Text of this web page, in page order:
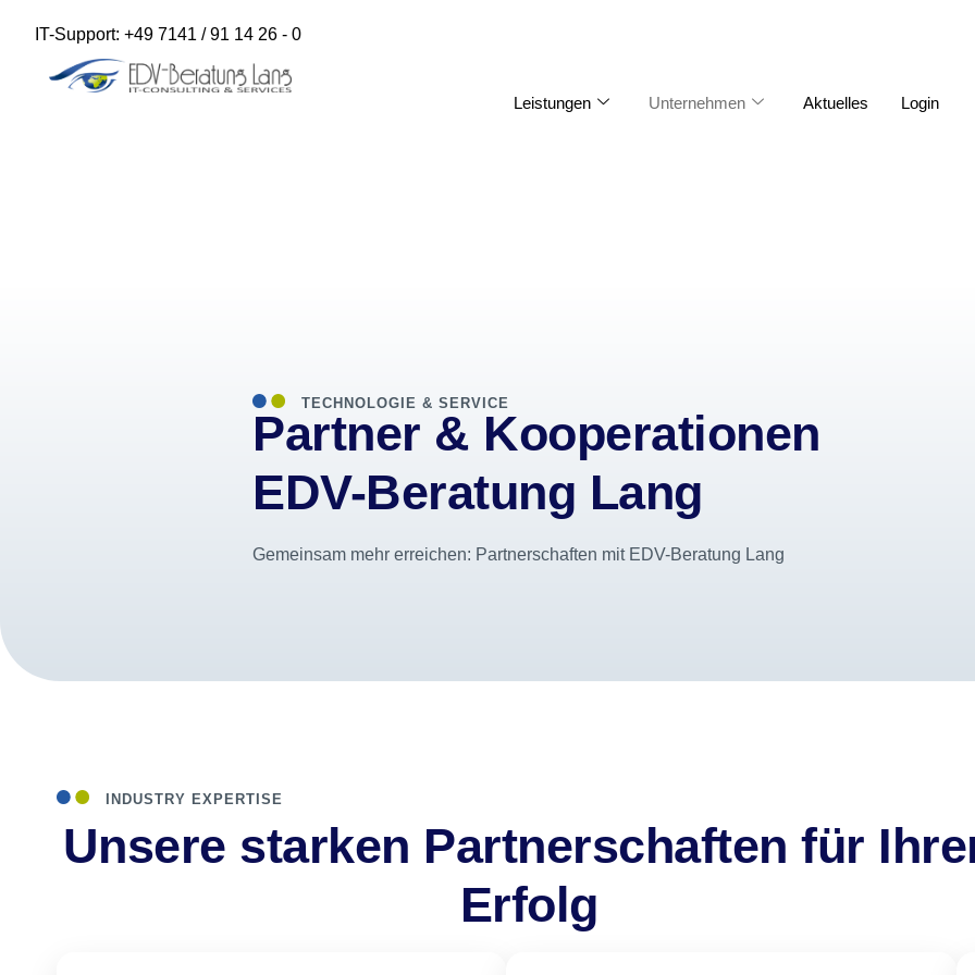
IT-Support: +49 7141 / 91 14 26 - 0
Leistungen Unternehmen Aktuelles Login
TECHNOLOGIE & SERVICE
Partner & Kooperationen
EDV-Beratung Lang
Gemeinsam mehr erreichen: Partnerschaften mit EDV-Beratung Lang
INDUSTRY EXPERTISE
Unsere starken Partnerschaften für
Erfolg